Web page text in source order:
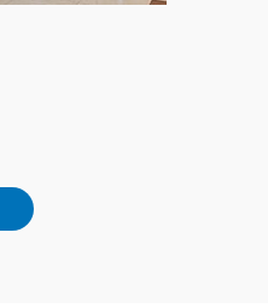
EMBARKASI
DENGAN
SIAP